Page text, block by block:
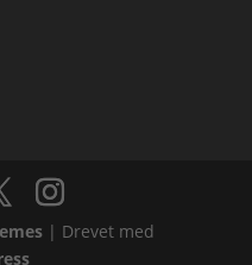
| Drevet med